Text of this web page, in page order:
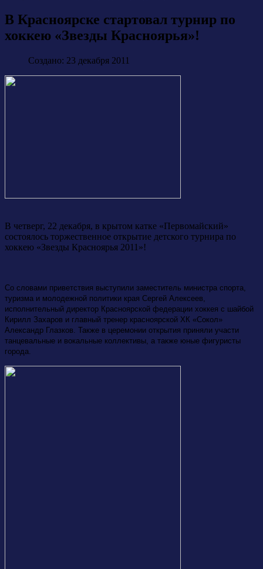
В Красноярске стартовал турнир по
хоккею «Звезды Красноярья»!
Создано: 23 декабря 2011
В четверг, 22 декабря, в крытом катке «Первомайский»
состоялось торжественное открытие детского турнира по
хоккею «Звезды Красноярья 2011»!
Со словами приветствия выступили заместитель министра спорта,
туризма и молодежной политики края Сергей Алексеев,
исполнительный директор Красноярской федерации хоккея с шайбой
Кирилл Захаров и главный тренер красноярской ХК «Сокол»
Александр Глазков. Также в церемонии открытия приняли участи
танцевальные и вокальные коллективы, а также юные фигуристы
города.